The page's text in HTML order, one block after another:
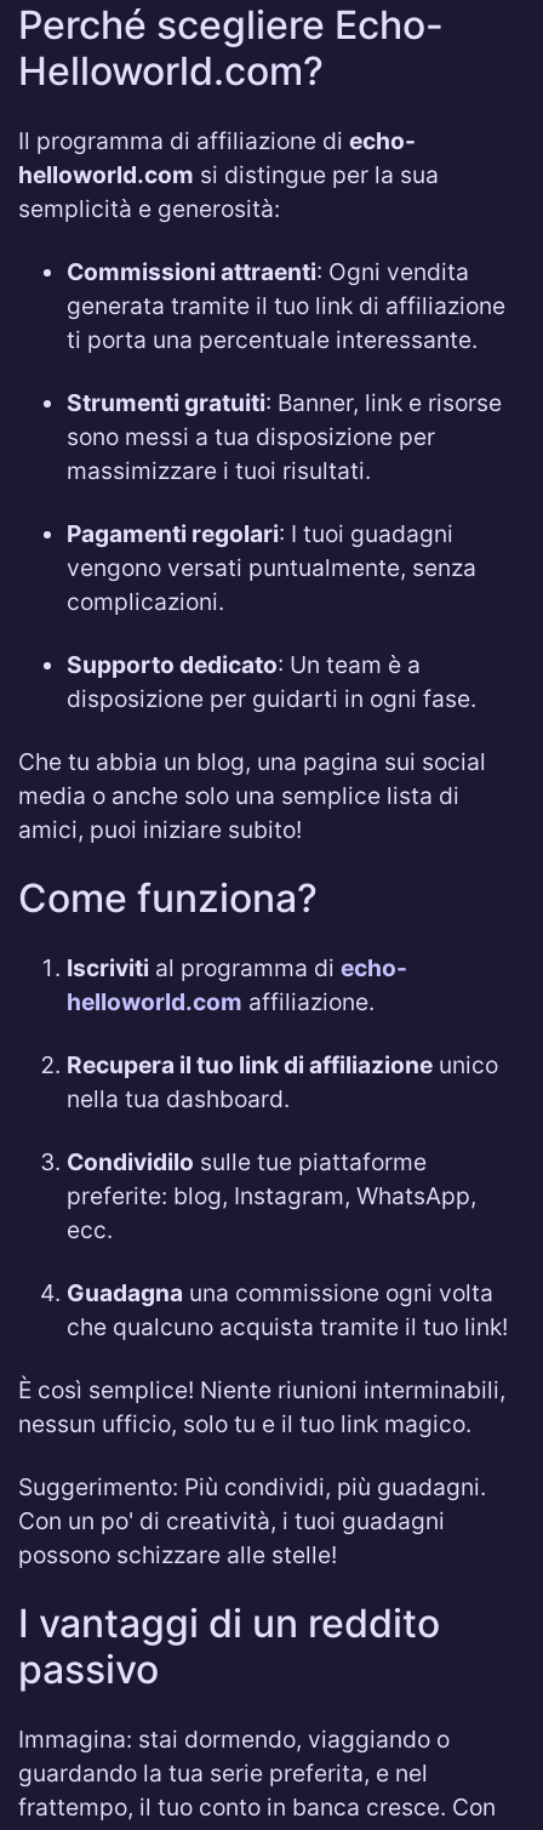
Perché scegliere Echo-
Helloworld.com?
Il programma di affiliazione di echo-
helloworld.com si distingue per la sua
semplicità e generosità:
Commissioni attraenti: Ogni vendita
generata tramite il tuo link di affiliazione
ti porta una percentuale interessante.
Strumenti gratuiti: Banner, link e risorse
sono messi a tua disposizione per
massimizzare i tuoi risultati.
Pagamenti regolari: I tuoi guadagni
vengono versati puntualmente, senza
complicazioni.
Supporto dedicato: Un team è a
disposizione per guidarti in ogni fase.
Che tu abbia un blog, una pagina sui social
media o anche solo una semplice lista di
amici, puoi iniziare subito!
Come funziona?
Iscriviti al programma di echo-
helloworld.com affiliazione.
Recupera il tuo link di affiliazione unico
nella tua dashboard.
Condividilo sulle tue piattaforme
preferite: blog, Instagram, WhatsApp,
ecc.
Guadagna una commissione ogni volta
che qualcuno acquista tramite il tuo link!
È così semplice! Niente riunioni interminabili,
nessun ufficio, solo tu e il tuo link magico.
Suggerimento: Più condividi, più guadagni.
Con un po' di creatività, i tuoi guadagni
possono schizzare alle stelle!
I vantaggi di un reddito
passivo
Immagina: stai dormendo, viaggiando o
guardando la tua serie preferita, e nel
frattempo, il tuo conto in banca cresce. Con